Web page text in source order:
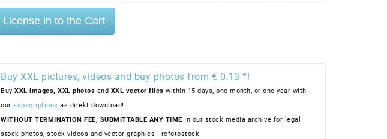
Buy XXL pictures, videos and buy photos from € 0.13 *!
Buy XXL images, XXL photos and XXL vector files within 15 days, one month, or one year with
our subscriptions as direkt download!
WITHOUT TERMINATION FEE, SUBMITTABLE ANY TIME In our stock media archive for legal
stock photos, stock videos and vector graphics - rcfotostock